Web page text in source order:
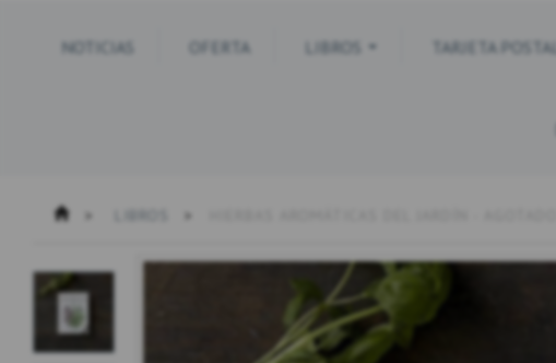
NOTICIAS OFERTA LIBROS TARJETA POSTAL